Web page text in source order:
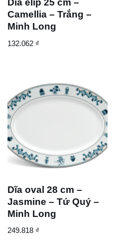
Dĩa elip 25 cm –
Camellia – Trắng –
Minh Long
132.062 ₫
Dĩa oval 28 cm –
Jasmine – Tứ Quý –
Minh Long
249.818 ₫